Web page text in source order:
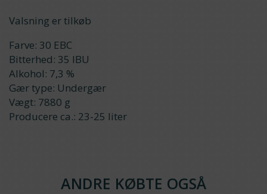
Valsning er tilkøb
Farve: 30 EBC
Bitterhed: 35 IBU
Alkohol: 7,3 %
Gær type: Undergær
Vægt: 7880 g
Producere ca.: 23-25 liter
ANDRE KØBTE OGSÅ